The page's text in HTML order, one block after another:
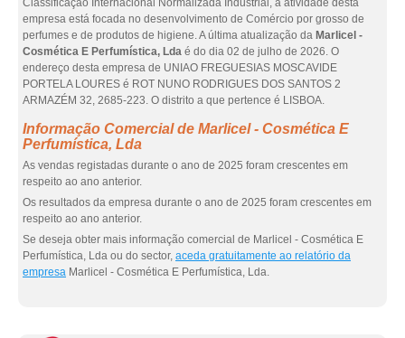
Classificação Internacional Normalizada Industrial, a atividade desta
empresa está focada no desenvolvimento de Comércio por grosso de
perfumes e de produtos de higiene. A última atualização da Marlicel -
Cosmética E Perfumística, Lda é do dia 02 de julho de 2026. O
endereço desta empresa de UNIAO FREGUESIAS MOSCAVIDE
PORTELA LOURES é ROT NUNO RODRIGUES DOS SANTOS 2
ARMAZÉM 32, 2685-223. O distrito a que pertence é LISBOA.
Informação Comercial de Marlicel - Cosmética E
Perfumística, Lda
As vendas registadas durante o ano de 2025 foram crescentes em
respeito ao ano anterior.
Os resultados da empresa durante o ano de 2025 foram crescentes em
respeito ao ano anterior.
Se deseja obter mais informação comercial de Marlicel - Cosmética E
Perfumística, Lda ou do sector, aceda gratuitamente ao relatório da
empresa Marlicel - Cosmética E Perfumística, Lda.